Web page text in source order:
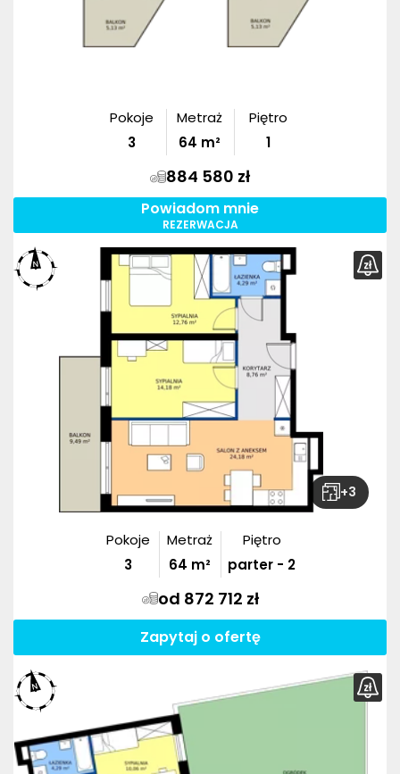
Pokoje
3
Metraż
64 m²
Piętro
1
884 580 zł
Powiadom mnie
REZERWACJA
+3
Pokoje
3
Metraż
64 m²
Piętro
parter - 2
od 872 712 zł
Zapytaj o ofertę